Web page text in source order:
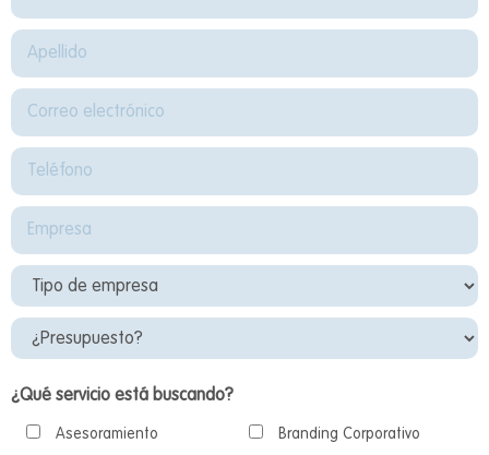
¿Qué servicio está buscando?
Asesoramiento Branding Corporativo